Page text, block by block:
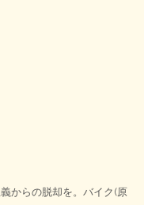
からの脱却を。バイク(原